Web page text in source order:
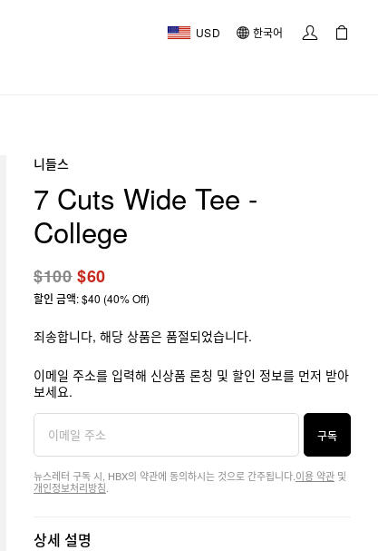
USD 한국어
니들스
7 Cuts Wide Tee -
College
$100$60
할인 금액: $40 (40% Off)
죄송합니다, 해당 상품은 품절되었습니다.
이메일 주소를 입력해 신상품 론칭 및 할인 정보를 먼저 받아
보세요.
구독
뉴스레터 구독 시, HBX의 약관에 동의하시는 것으로 간주됩니다. 이용 약관 및
개인정보처리방침
상세 설명